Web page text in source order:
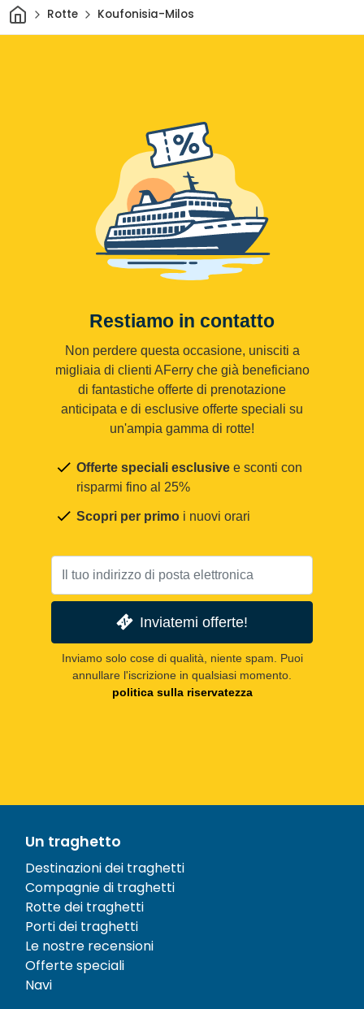
CasaRotte Koufonisia-Milos
Restiamo in contatto
Non perdere questa occasione, unisciti a
migliaia di clienti AFerry che già beneficiano
di fantastiche offerte di prenotazione
anticipata e di esclusive offerte speciali su
un'ampia gamma di rotte!
Offerte speciali esclusive e sconti con
risparmi fino al 25%
Scopri per primo i nuovi orari
Inviatemi offerte!
Inviamo solo cose di qualità, niente spam. Puoi
annullare l'iscrizione in qualsiasi momento.
politica sulla riservatezza
Un traghetto
Destinazioni dei traghetti
Compagnie di traghetti
Rotte dei traghetti
Porti dei traghetti
Le nostre recensioni
Offerte speciali
Navi